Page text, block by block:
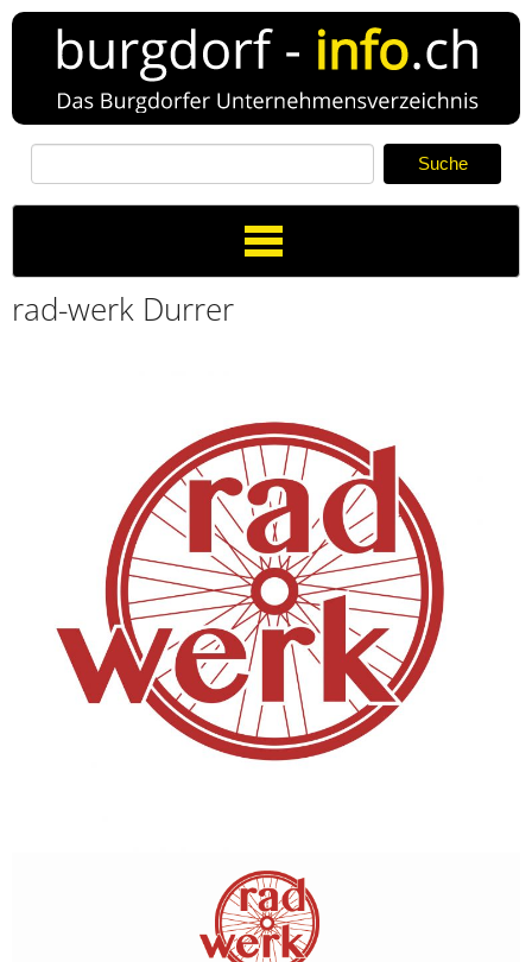
Toggle
Navigation
Login
FAQ
News
Neuer Eintrag
rad-werk Durrer